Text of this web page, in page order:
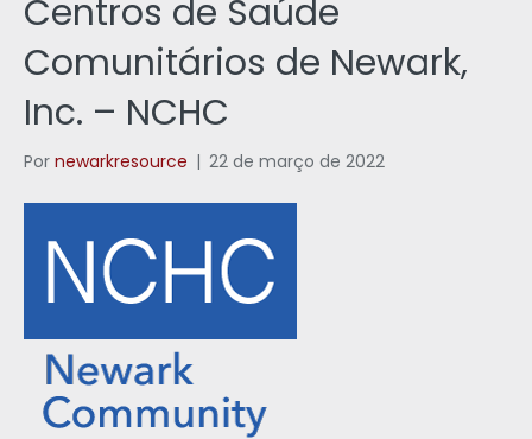
Centros de Saúde
Comunitários de Newark,
Inc. – NCHC
Por newarkresource | 22 de março de 2022